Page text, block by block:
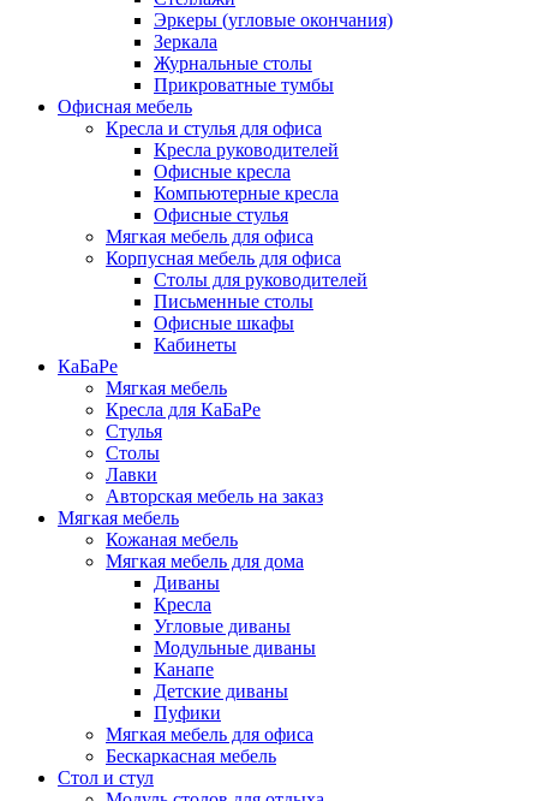
Эркеры (угловые окончания)
Зеркала
Журнальные столы
Прикроватные тумбы
Офисная мебель
Кресла и стулья для офиса
Кресла руководителей
Офисные кресла
Компьютерные кресла
Офисные стулья
Мягкая мебель для офиса
Корпусная мебель для офиса
Столы для руководителей
Письменные столы
Офисные шкафы
Кабинеты
КаБаРе
Мягкая мебель
Кресла для КаБаРе
Стулья
Столы
Лавки
Авторская мебель на заказ
Мягкая мебель
Кожаная мебель
Мягкая мебель для дома
Диваны
Кресла
Угловые диваны
Модульные диваны
Канапе
Детские диваны
Пуфики
Мягкая мебель для офиса
Бескаркасная мебель
Стол и стул